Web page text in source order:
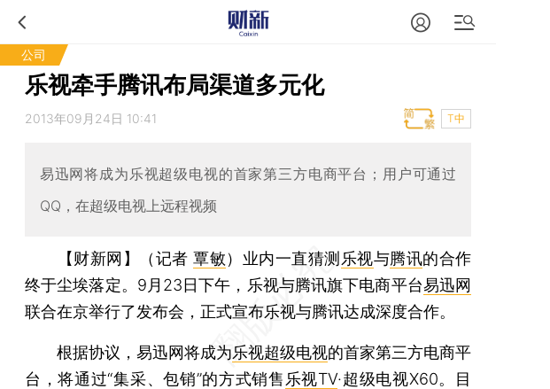
公司
乐视牵手腾讯布局渠道多元化
2013年09月24日 10:41 T中
易迅网将成为乐视超级电视的首家第三方电商平台；用户可通过
QQ，在超级电视上远程视频
【财新网】（记者覃敏） 业内一直猜测乐视与腾讯的合作
终于尘埃落定。9月23日下午，乐视与腾讯旗下电商平台易迅网
联合在京举行了发布会，正式宣布乐视与腾讯达成深度合作。
根据协议，易迅网将成为乐视超级电视的首家第三方电商平
台，将通过“集采、包销”的方式销售 乐视TV·超级电视X60。目